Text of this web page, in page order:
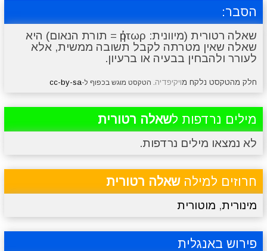
מתכונים טריוויה מגניבים סרטונים
הסבר:
שאלה רטורית (מיוונית: ῥήτωρ = תורת הנאום) היא
שאלה שאין מטרתה לקבל תשובה ממשית, אלא
לעורר ולהבחין בבעיה או ברעיון.
חלק מהטקסט נלקח מויקיפדיה . הטקסט מוגש בכפוף ל-cc-by-sa
מילים נרדפות לשאלה רטורית
לא נמצאו מילים נרדפות.
חרוזים למילהשאלה רטורית
מינורית, מוטורית
פירוש באנגלית